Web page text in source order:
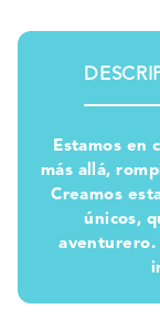
Estamos en
más allá,
Creamos
únicos,
aventurero.